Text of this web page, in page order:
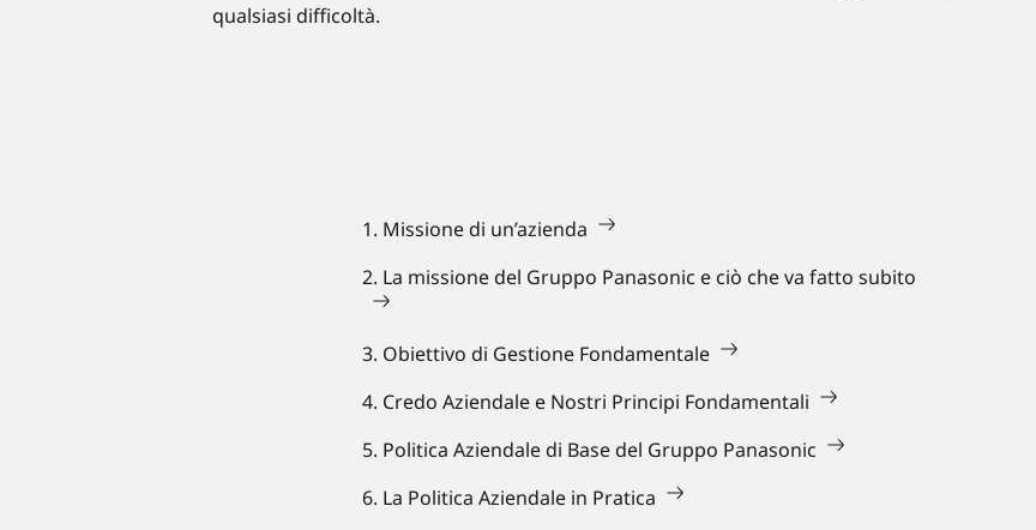
qualsiasi difficoltà.
1. Missione di un’azienda
2. La missione del Gruppo Panasonic e ciò che va fatto subito
3. Obiettivo di Gestione Fondamentale
4. Credo Aziendale e Nostri Principi Fondamentali
5. Politica Aziendale di Base del Gruppo Panasonic
6. La Politica Aziendale in Pratica